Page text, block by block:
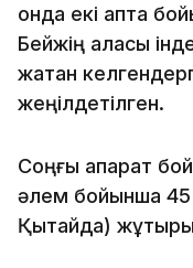
онда екі апта
Бейжің қаласы
жақтан
жеңілдетілген.
Соңғы ақпарат
әлем бойынша
Қытайда)